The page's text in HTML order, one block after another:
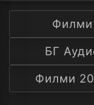
тема
Филми
БГ
Филми